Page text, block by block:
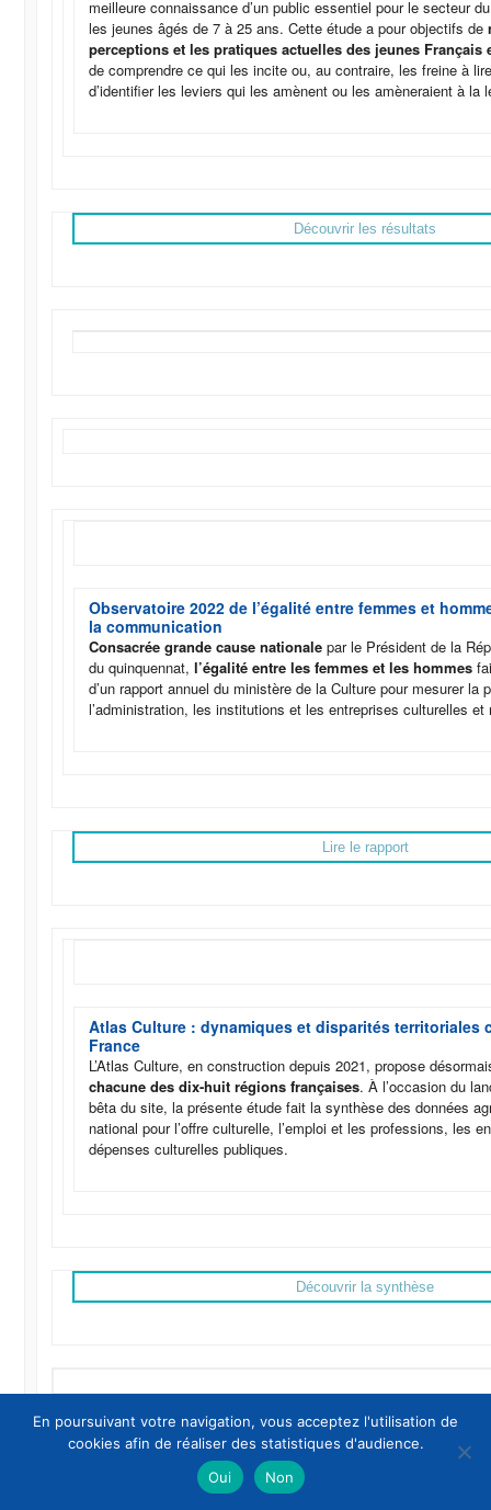
meilleure connaissance d’un public essentiel pour le secteur
les jeunes âgés de 7 à 25 ans. Cette étude a pour objectifs de
perceptions et les pratiques actuelles des jeunes Français
de comprendre ce qui les incite ou, au contraire, les freine à
d’identifier les leviers qui les amènent ou les amèneraient à la
Découvrir les résultats
Observatoire 2022 de l’égalité entre femmes et
la communication
Consacrée grande cause nationale par le Président de la
du quinquennat,l’égalité entre les femmes et les hommes
d’un rapport annuel du ministère de la Culture pour mesurer la
l’administration, les institutions et les entreprises culturelles et
Lire le rapport
Atlas Culture : dynamiques et disparités territoriales
France
L’Atlas Culture, en construction depuis 2021, propose
chacune des dix-huit régions françaises. À l’occasion du
bêta du site, la présente étude fait la synthèse des données
national pour l’offre culturelle, l’emploi et les professions, les
dépenses culturelles publiques.
Découvrir la synthèse
En poursuivant votre navigation, vous acceptez l'utilisation de
cookies afin de réaliser des statistiques d'audience.
Oui
Non